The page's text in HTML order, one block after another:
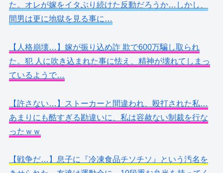
た。オレが嫁をイタぶり続けた反動だろうか…しかし、
間男は更に地獄を見る事に…
【人格崩壊…】嫁が振り込め詐 欺で600万騙し取られ
た。犯 人に吹き込まれた事に怯え、精神が壊れてしまっ
ているようで…
【許さない…】ストーカーと間違われ、殴打された私…
あまりにも酷すぎる勘違いに、私は容赦ない制裁を行な
ったｗｗ
【戦争だ…】息子に『冷凍食品チソチソ』という汚名を